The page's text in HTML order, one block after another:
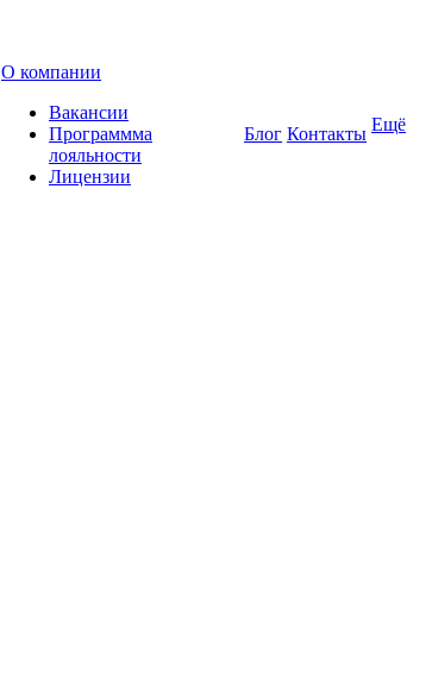
О компании
Вакансии
Программма
лояльности
Лицензии
Блог Контакты Ещё